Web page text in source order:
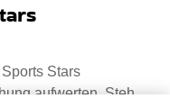
Stars
aufwerten. Steh